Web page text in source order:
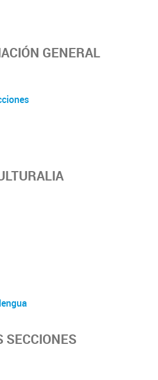
GENERAL
SECCIONES